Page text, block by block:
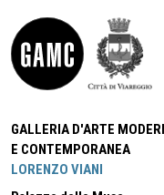
GALLERIA D'ARTE
E CONTEMPORANEA
LORENZO VIANI